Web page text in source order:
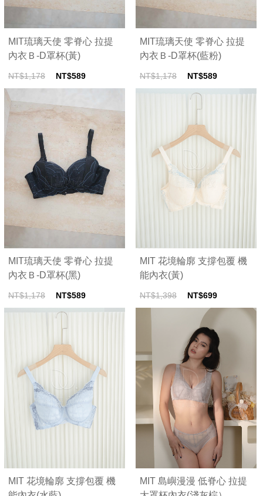
MIT琉璃天使 零脊心 拉提
內衣Ｂ-D罩杯(黃)
NT$1,178 NT$589
MIT琉璃天使 零脊心 拉提
內衣Ｂ-D罩杯(藍粉)
NT$1,178 NT$589
MIT琉璃天使 零脊心 拉提
內衣Ｂ-D罩杯(黑)
NT$1,178 NT$589
MIT 花境輪廓 支撐包覆 機
能內衣(黃)
NT$1,398 NT$699
MIT 花境輪廓 支撐包覆 機
MIT 島嶼漫漫 低脊心 拉提